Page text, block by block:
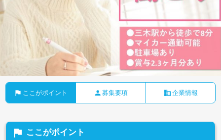
flag ここがポイント person 募集要項 business 企業情報
flag ここがポイント